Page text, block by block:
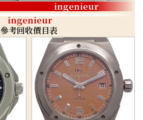
ingenieur
ingenieur
參考回收價目表